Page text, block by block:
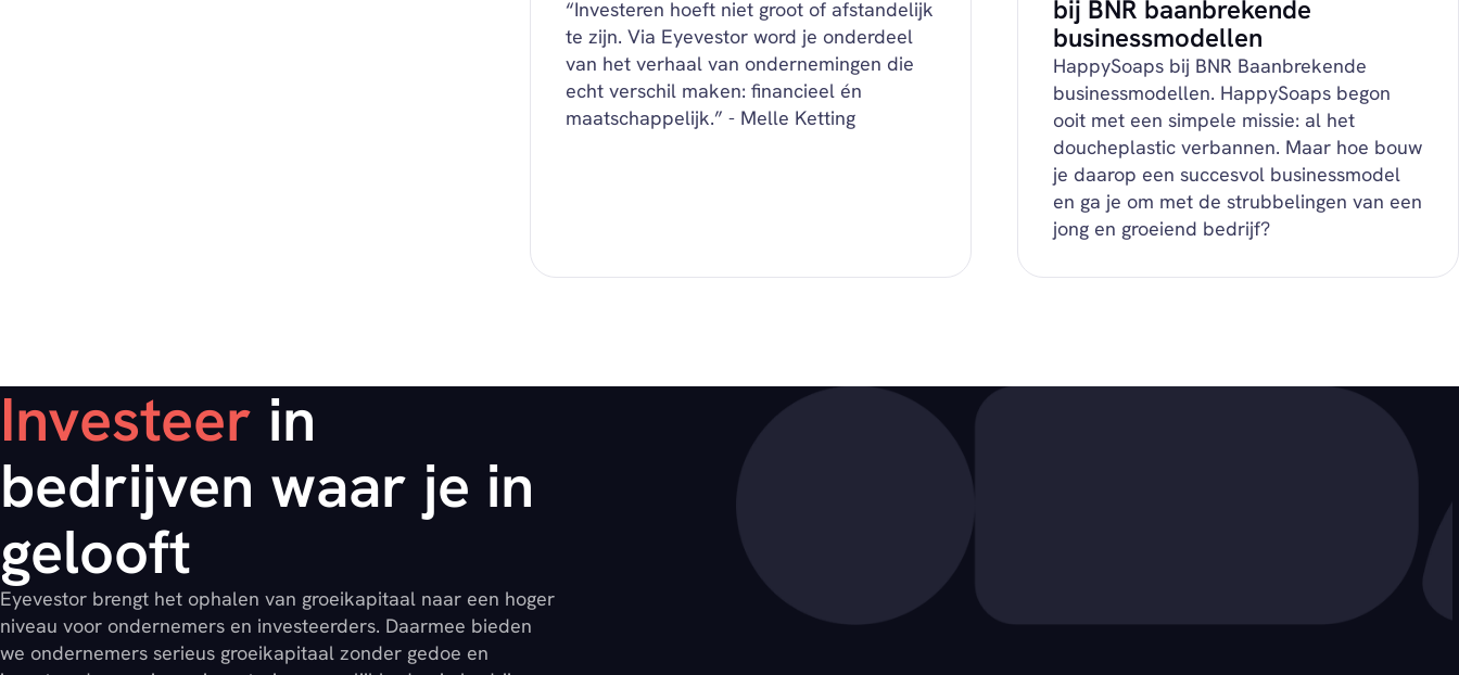
“Investeren hoeft niet groot of afstandelijk
te zijn. Via Eyevestor word je onderdeel
van het verhaal van ondernemingen die
echt verschil maken: financieel én
maatschappelijk.” - Melle Ketting
bij BNR baanbrekende
businessmodellen
HappySoaps bij BNR Baanbrekende
businessmodellen. HappySoaps begon
ooit met een simpele missie: al het
doucheplastic verbannen. Maar hoe bouw
je daarop een succesvol businessmodel
en ga je om met de strubbelingen van een
jong en groeiend bedrijf?
Investeer in
bedrijven waar je in
gelooft
Eyevestor brengt het ophalen van groeikapitaal naar een hoger
niveau voor ondernemers en investeerders. Daarmee bieden
we ondernemers serieus groeikapitaal zonder gedoe en